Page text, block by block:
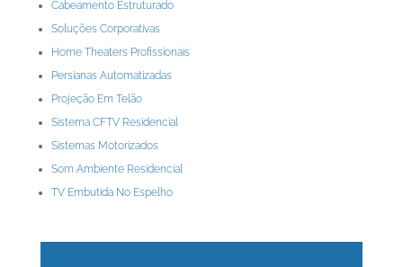
Cabeamento Estruturado
Soluções Corporativas
Home Theaters Profissionais
Persianas Automatizadas
Projeção Em Telão
Sistema CFTV Residencial
Sistemas Motorizados
Som Ambiente Residencial
TV Embutida No Espelho